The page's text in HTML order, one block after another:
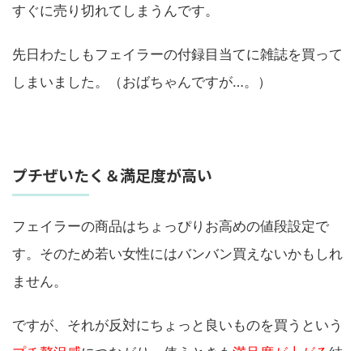
すぐに売り切れてしまうんです。
先日わたしもフェイラーの付録目当てに雑誌を買って
しまいました。（おばちゃんですが…。）
プチぜいたく＆満足度が高い
フェイラーの商品はちょっぴりお高めの値段設定で
す。そのため若い女性にはバンバン買えないかもしれ
ません。
ですが、それが反対にちょっと良いものを買うという